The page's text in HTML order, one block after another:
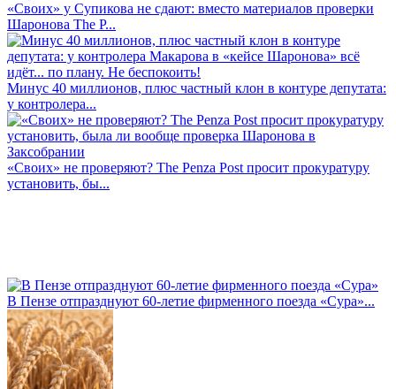
«Своих» у Супикова не сдают: вместо материалов проверки
Шаронова The P...
Минус 40 миллионов, плюс частный клон в контуре депутата:
у контролера...
«Своих» не проверяют? The Penza Post просит прокуратуру
установить, бы...
В Пензе отпразднуют 60-летие фирменного поезда «Сура»...